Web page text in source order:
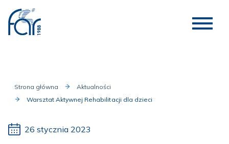
Strona główna
Aktualności
Warsztat Aktywnej Rehabilitacji dla dzieci
26 stycznia 2023